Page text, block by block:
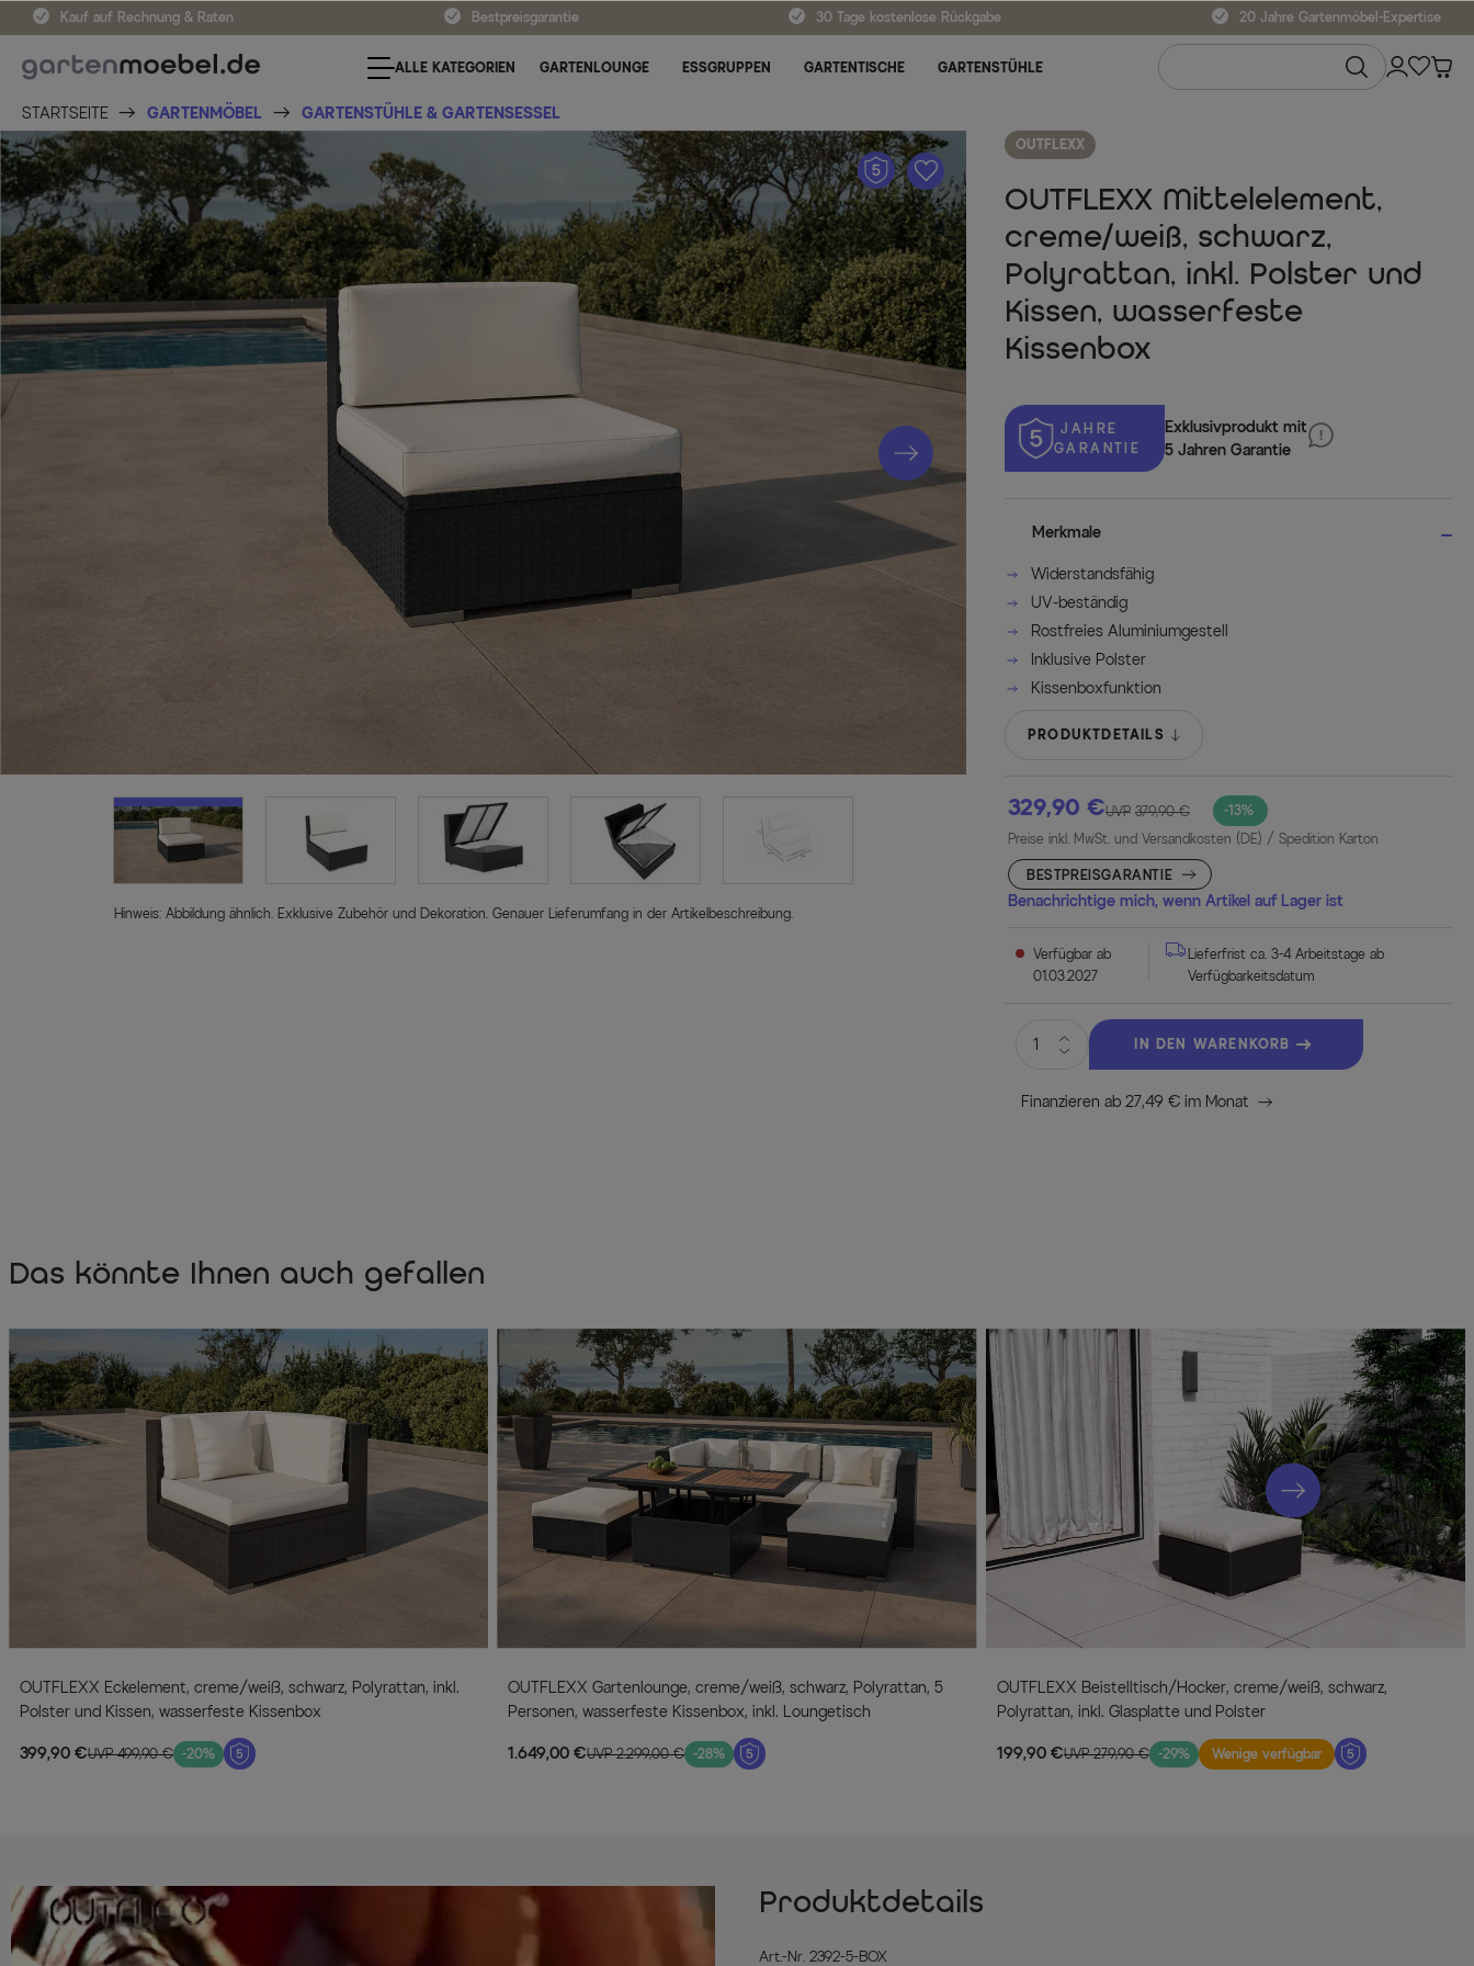
Kauf auf Rechnung & Raten Bestpreisgarantie 30 Tage kostenlose Rückgabe 20 Jahre Gartenmöbel-Expertise
ALLE KATEGORIEN GARTENLOUNGE ESSGRUPPEN GARTENTISCHE GARTENSTÜHLE
STARTSEITE GARTENMÖBEL GARTENSTÜHLE & GARTENSESSEL
A
Hinweis: Abbildung ähnlich. Exklusive Zubehör und Dekoration. Genauer Lieferumfang in der Artikelbeschreibung.
OUTFLEXX
OUTFLEXX Mittelelement,
creme/weiß, schwarz,
Polyrattan, inkl. Polster und
Kissen, wasserfeste
Kissenbox
JAHRE
GARANTIE
Exklusivprodukt mit
5 Jahren Garantie
Merkmale
Widerstandsfähig
UV-beständig
Rostfreies Aluminiumgestell
Inklusive Polster
Kissenboxfunktion
PRODUKTDETAILS
329,90 € -13%
UVP 379,90 €
Preise inkl. MwSt. und Versandkosten (DE) / Spedition Karton
BESTPREISGARANTIE
Benachrichtige mich, wenn Artikel auf Lager ist
Verfügbar ab
01.03.2027
Lieferfrist ca. 3-4 Arbeitstage ab
Verfügbarkeitsdatum
IN DEN WARENKORB
Finanzieren ab 27,49 € im Monat
Das könnte Ihnen auch gefallen
OUTFLEXX Eckelement, creme/weiß, schwarz, Polyrattan, inkl.
Polster und Kissen, wasserfeste Kissenbox
399,90 €UVP 499,90 € -20%
OUTFLEXX Gartenlounge, creme/weiß, schwarz, Polyrattan, 5
Personen, wasserfeste Kissenbox, inkl. Loungetisch
1.649,00 €UVP 2.299,00 € -28%
OUTFLEXX Beistelltisch/Hocker, creme/weiß, schwarz,
Polyrattan, inkl. Glasplatte und Polster
199,90 €UVP 279,90 € -29% Wenige verfügbar
Produktdetails
Art.-Nr. 2392-5-BOX